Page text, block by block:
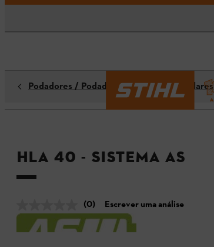
Podadores / Podadores em Altura Angulares
HLA 40 - Sistema AS
(0) Escrever uma análise